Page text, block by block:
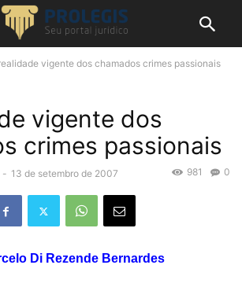
vigente dos chamados crimes passionais
vigente dos
crimes passionais
- 13 de setembro de 2007 0
981
Di Rezende Bernardes